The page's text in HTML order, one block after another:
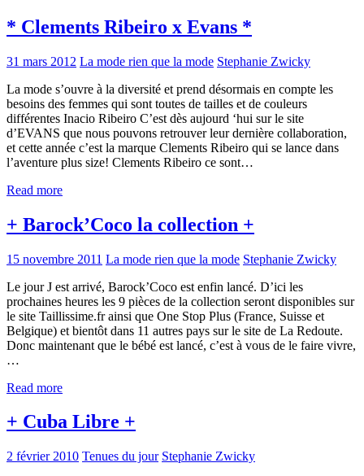
* Clements Ribeiro x Evans *
31 mars 2012 La mode rien que la mode Stephanie Zwicky
La mode s’ouvre à la diversité et prend désormais en compte les
besoins des femmes qui sont toutes de tailles et de couleurs
différentes Inacio Ribeiro C’est dès aujourd ‘hui sur le site
d’EVANS que nous pouvons retrouver leur dernière collaboration,
et cette année c’est la marque Clements Ribeiro qui se lance dans
l’aventure plus size! Clements Ribeiro ce sont…
Read more
+ Barock’Coco la collection +
15 novembre 2011 La mode rien que la mode Stephanie Zwicky
Le jour J est arrivé, Barock’Coco est enfin lancé. D’ici les
prochaines heures les 9 pièces de la collection seront disponibles sur
le site Taillissime.fr ainsi que One Stop Plus (France, Suisse et
Belgique) et bientôt dans 11 autres pays sur le site de La Redoute.
Donc maintenant que le bébé est lancé, c’est à vous de le faire vivre,
…
Read more
+ Cuba Libre +
2 février 2010 Tenues du jour Stephanie Zwicky